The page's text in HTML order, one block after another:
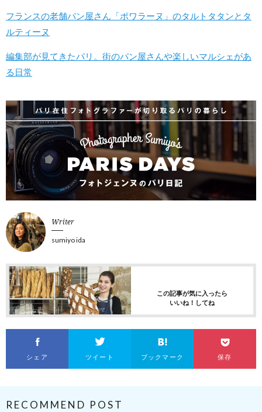
フランスの老舗パン屋さん「ポワラーヌ」のタルトタタンとタ
ルティーヌ
編集部が見てきたパリ。街のパン屋さんや楽しいマルシェがあ
る日常
Writer
sumiyo ida
この記事が気に入ったら
いいね！してね
シェア ツイート ブックマーク 保存
RECOMMEND POST